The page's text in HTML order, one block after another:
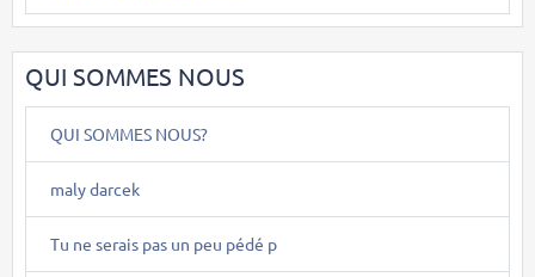
QUI SOMMES NOUS
QUI SOMMES NOUS?
maly darcek
Tu ne serais pas un peu pédé p